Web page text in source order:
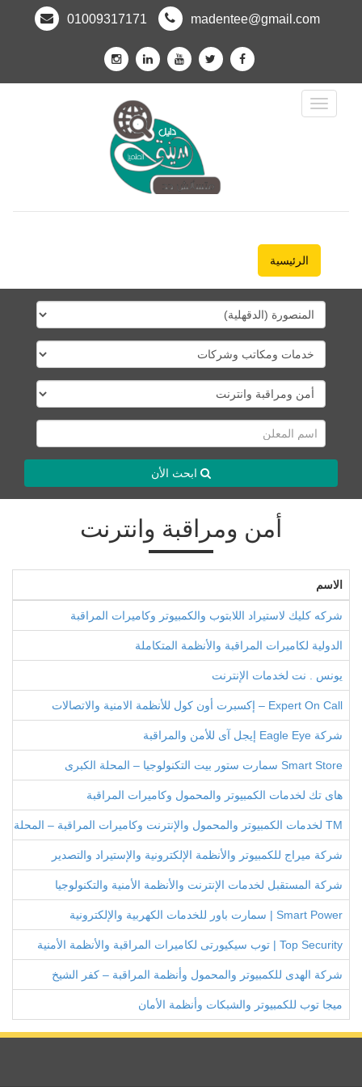
madentee@gmail.com
01009317171
Toggle
Navigation
الرئيسية
ابحث الأن
أمن ومراقبة وانترنت
الاسم
شركه كليك لاستيراد اللابتوب والكمبيوتر وكاميرات المراقبة
الدولية لكاميرات المراقبة والأنظمة المتكاملة
يونس . نت لخدمات الإنترنت
Expert On Call – إكسبرت أون كول للأنظمة الامنية والاتصالات‏
شركة Eagle Eye إيجل آى للأمن والمراقبة
Smart Store سمارت ستور بيت التكنولوجيا – المحلة الكبرى
هاى تك لخدمات الكمبيوتر والمحمول وكاميرات المراقبة
TM لخدمات الكمبيوتر والمحمول والإنترنت وكاميرات المراقبة – المحلة الكبرى
شركة ميراج للكمبيوتر والأنظمة الإلكترونية والإستيراد والتصدير
شركة المستقبل لخدمات الإنترنت والأنظمة الأمنية والتكنولوجيا
Smart Power | سمارت باور للخدمات الكهربية والإلكترونية
Top Security | توب سيكيورتى لكاميرات المراقبة والأنظمة الأمنية
شركة الهدى للكمبيوتر والمحمول وأنظمة المراقبة – كفر الشيخ
ميجا توب للكمبيوتر والشبكات وأنظمة الأمان